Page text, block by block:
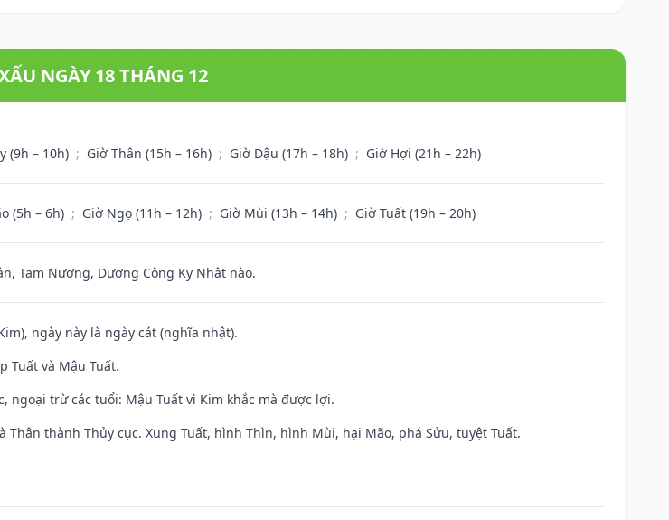
NGÀY 18 THÁNG 12
(9h – 10h) ; Giờ Thân (15h – 16h) ; Giờ Dậu (17h – 18h) ; Giờ Hợi (21h – 22h)
(5h – 6h) ; Giờ Ngọ (11h – 12h) ; Giờ Mùi (13h – 14h) ; Giờ Tuất (19h – 20h)
Tam Nương, Dương Công Kỵ Nhật nào.
ngày này là ngày cát (nghĩa nhật).
Tuất và Mậu Tuất.
ngoại trừ các tuổi: Mậu Tuất vì Kim khắc mà được lợi.
Thân thành Thủy cục. Xung Tuất, hình Thìn, hình Mùi, hại Mão, phá Sửu, tuyệt Tuất.